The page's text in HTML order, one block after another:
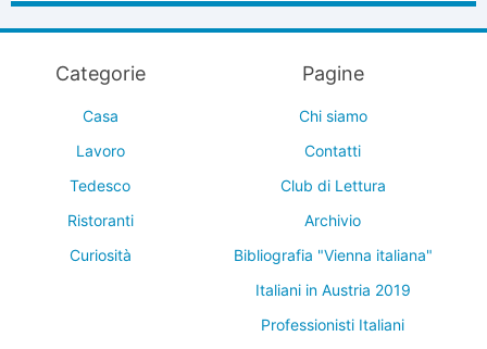
Categorie
Casa
Lavoro
Tedesco
Ristoranti
Curiosità
Pagine
Chi siamo
Contatti
Club di Lettura
Archivio
Bibliografia "Vienna italiana"
Italiani in Austria 2019
Professionisti Italiani